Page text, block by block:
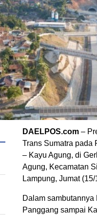
DAELPOS.com –
Trans Sumatra pada
– Kayu Agung, di
Agung, Kecamatan
Lampung, Jumat
Dalam
Panggang sampai